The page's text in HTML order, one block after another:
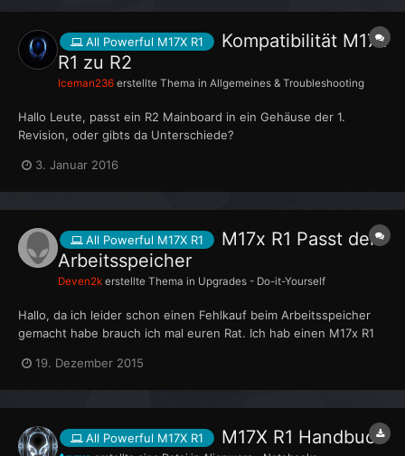
All Powerful M17X R1
Kompatibilität M17x
R1 zu R2
Iceman236 erstellte Thema in Allgemeines & Troubleshooting
Hallo Leute, passt ein R2 Mainboard in ein Gehäuse der 1.
Revision, oder gibts da Unterschiede?
3. Januar 2016
All Powerful M17X R1
M17x R1 Passt der
Arbeitsspeicher
Deven2k erstellte Thema in Upgrades - Do-it-Yourself
Hallo, da ich leider schon einen Fehlkauf beim Arbeitsspeicher
gemacht habe brauch ich mal euren Rat. Ich hab einen M17x R1
hier passen? http://www.amazon.de/HyperX-Impact-
HX316LS9IBK2-1600MHz-SODIMM/dp/B00KQCU3WM/ref=...
19. Dezember 2015
All Powerful M17X R1 M17X R1 Handbuch